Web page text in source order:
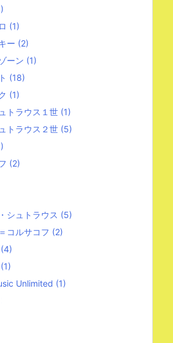
(1)
ー (2)
ーン (1)
(18)
(1)
トラウス１世 (1)
トラウス２世 (5)
(2)
シュトラウス (5)
コルサコフ (2)
(4)
(1)
Unlimited (1)